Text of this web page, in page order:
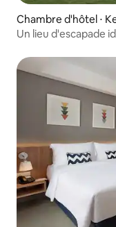
Chambre d'hôtel ⋅
Un lieu d'escapade